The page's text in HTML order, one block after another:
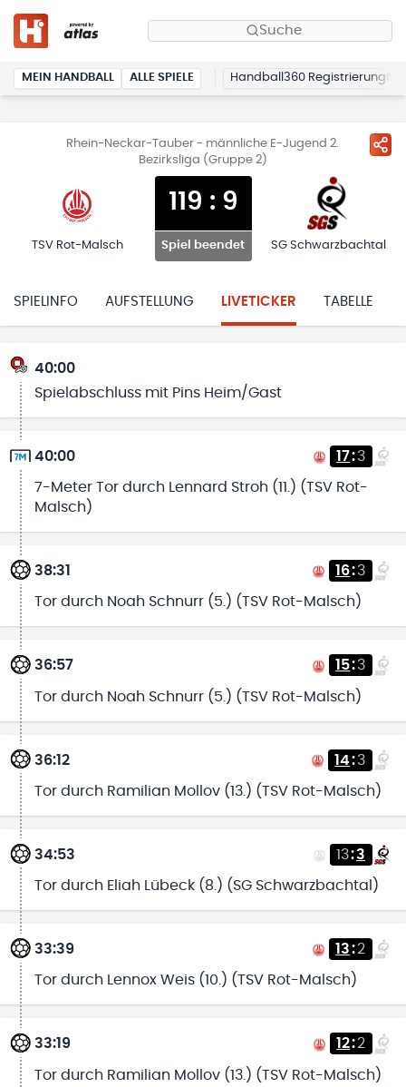
Suche
MEIN HANDBALL ALLE SPIELE Handball360 Registrierung
Rhein-Neckar-Tauber - männliche E-Jugend 2.
Bezirksliga (Gruppe 2)
TSV Rot-Malsch
119 : 9
Spiel beendet SG Schwarzbachtal
SPIELINFO AUFSTELLUNG LIVETICKER TABELLE
40:00
Spielabschluss mit Pins Heim/Gast
40:00 17:3
7-Meter Tor durch Lennard Stroh (11.) (TSV Rot-
Malsch)
38:31 16:3
Tor durch Noah Schnurr (5.) (TSV Rot-Malsch)
36:57 15:3
Tor durch Noah Schnurr (5.) (TSV Rot-Malsch)
36:12 14:3
Tor durch Ramilian Mollov (13.) (TSV Rot-Malsch)
34:53 13:3
Tor durch Eliah Lübeck (8.) (SG Schwarzbachtal)
33:39 13:2
Tor durch Lennox Weis (10.) (TSV Rot-Malsch)
33:19 12:2
Tor durch Ramilian Mollov (13.) (TSV Rot-Malsch)